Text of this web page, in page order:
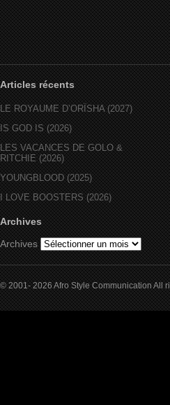
Articles récents
LE ROYAUME D’ORÏSHA (2027)
IS GOD IS (2026)
LES VACANCES DE GOLO &
RITCHIE (2026)
YOUNGBLOOD (2025)
I LOVE BOOSTERS (2026)
Archives
Archives
© 2001- 2026 Afro Style Communication All